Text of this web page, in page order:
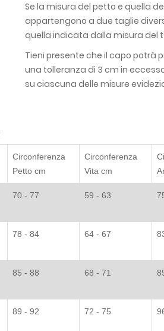
Se la misura del petto e quella
appartengono a due taglie
quella indicata dalla misura del
Tieni presente che il capo potrà
una tolleranza di 3 cm in
su ciascuna delle misure
Circonferenza
Petto cm
Circonferenza
Vita cm
70 - 77 59 - 63
78 - 84 64 - 67
85 - 88 68 - 71
89 - 92 72 - 75